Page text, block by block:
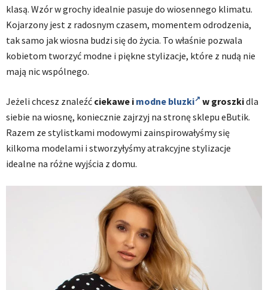
klasą. Wzór w grochy idealnie pasuje do wiosennego klimatu.
Kojarzony jest z radosnym czasem, momentem odrodzenia,
tak samo jak wiosna budzi się do życia. To właśnie pozwala
kobietom tworzyć modne i piękne stylizacje, które z nudą nie
mają nic wspólnego.
Jeżeli chcesz znaleźć ciekawe i modne bluzki w groszkidla
siebie na wiosnę, koniecznie zajrzyj na stronę sklepu eButik.
Razem ze stylistkami modowymi zainspirowałyśmy się
kilkoma modelami i stworzyłyśmy atrakcyjne stylizacje
idealne na różne wyjścia z domu.